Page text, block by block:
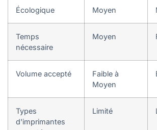
Écologique Moyen
Temps
nécessaire
Moyen
Volume accepté
Faible à
Moyen
Types
d'imprimantes
Limité